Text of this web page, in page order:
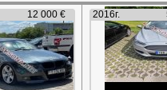
12 000 € 2016г.